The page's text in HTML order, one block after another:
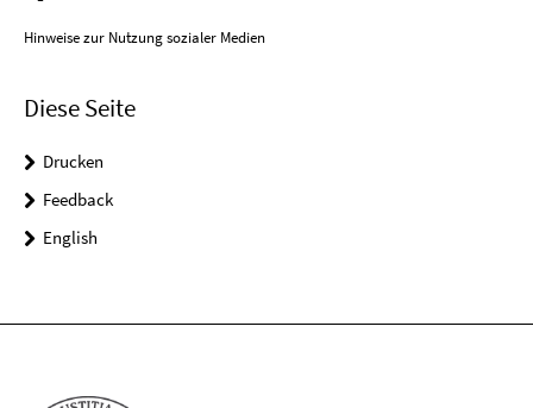
Hinweise zur Nutzung sozialer Medien
Diese Seite
Drucken
Feedback
English